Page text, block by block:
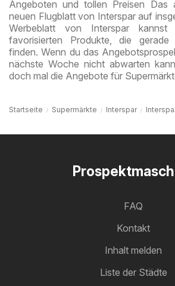
Angeboten und tollen Preisen Das
neuen Flugblatt von Interspar auf
Werbeblatt von Interspar
favorisierten Produkte, die
finden. Wenn du das
nächste Woche nicht abwarten
doch mal die Angebote für
Startseite Supermärkte Interspar
FAQ
Kontakt
Inhalt melden
Liste der Städte